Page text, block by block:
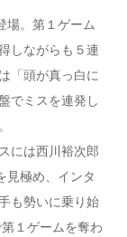
場。第１ゲーム
しながらも５連
「頭が真っ白に
でミスを連発し
には西川裕次郎
見極め、インタ
も勢いに乗り始
１ゲームを奪わ